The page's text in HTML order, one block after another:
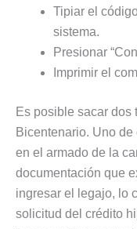
Tipiar el
sistema.
Presionar
Imprimir el
Es posible sacar dos
Bicentenario. Uno
en el armado de la
documentación que
ingresar el legajo, lo
solicitud del crédito